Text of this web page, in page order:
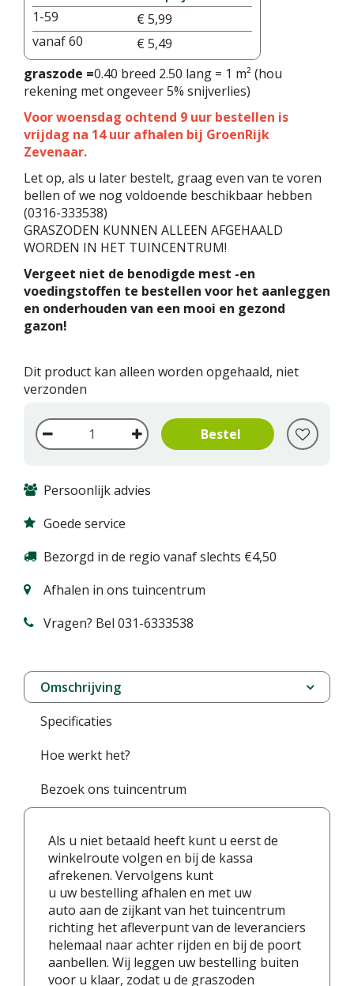
1-59
€ 5,99
vanaf 60
€ 5,49
graszode =0.40 breed 2.50 lang = 1 m² (hou
rekening met ongeveer 5% snijverlies)
Voor woensdag ochtend 9 uur bestellen is
vrijdag na 14 uur afhalen bij GroenRijk
Zevenaar.
Let op, als u later bestelt, graag even van te voren
bellen of we nog voldoende beschikbaar hebben
(0316-333538)
GRASZODEN KUNNEN ALLEEN AFGEHAALD
WORDEN IN HET TUINCENTRUM!
Vergeet niet de benodigde mest -en
voedingstoffen te bestellen voor het aanleggen
en onderhouden van een mooi en gezond
gazon!
Dit product kan alleen worden opgehaald, niet
verzonden
Persoonlijk advies
Goede service
Bezorgd in de regio vanaf slechts €4,50
Afhalen in ons tuincentrum
Vragen? Bel 031-6333538
Omschrijving
Specificaties
Hoe werkt het?
Bezoek ons tuincentrum
Als u niet betaald heeft kunt u eerst de
winkelroute volgen en bij de kassa
afrekenen. Vervolgens kunt
u uw bestelling afhalen en met uw
auto aan de zijkant van het tuincentrum
richting het afleverpunt van de leveranciers
helemaal naar achter rijden en bij de poort
aanbellen. Wij leggen uw bestelling buiten
voor u klaar, zodat u de graszoden